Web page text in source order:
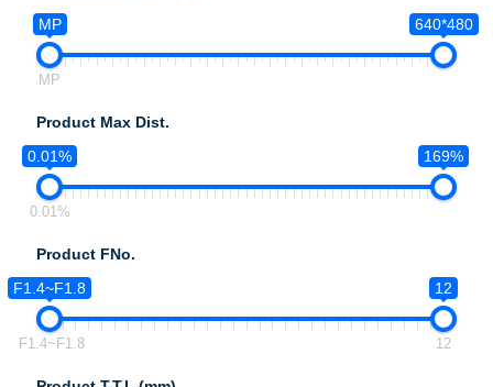
MP
640*480
MP
Product Max Dist.
0.01%
169%
0.01%
Product FNo.
F1.4~F1.8
12
F1.4~F1.8 12